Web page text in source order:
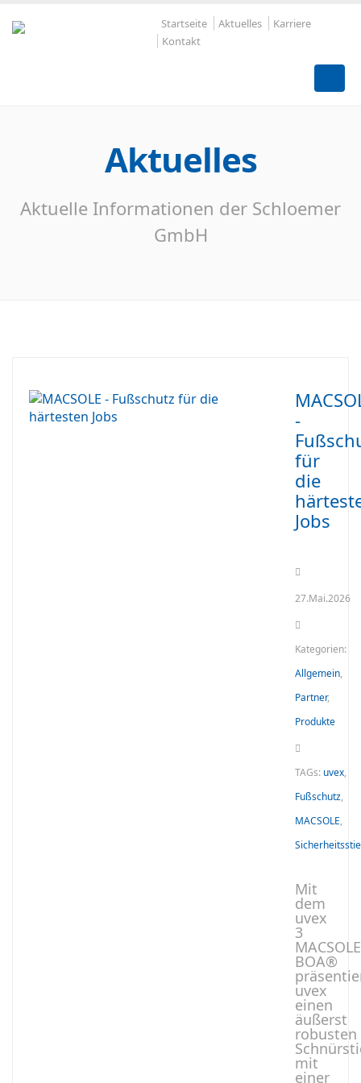
Startseite Aktuelles
Karriere
Kontakt
Aktuelles
Aktuelle Informationen der Schloemer
GmbH
-
für
die
Jobs
27.Mai.2026
Kategorien:
Allgemein,
Partner,
Produkte
TAGs: uvex,
Fußschutz,
MACSOLE,
Mit
dem
uvex
3
BOA®
uvex
einen
äußerst
robusten
mit
einer